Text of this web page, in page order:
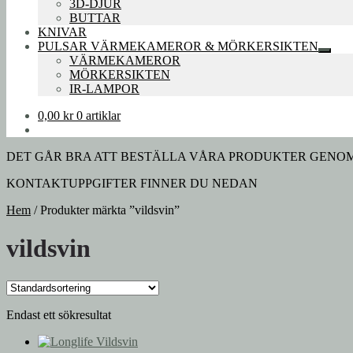
3D-DJUR
BUTTAR
KNIVAR
PULSAR VÄRMEKAMEROR & MÖRKERSIKTEN
VÄRMEKAMEROR
MÖRKERSIKTEN
IR-LAMPOR
0,00 kr 0 artiklar
DET GÅR BRA ATT BESTÄLLA VÅRA PRODUKTER
KONTAKTUPPGIFTER FINNER DU NEDAN
Hem /Produkter märkta ”vildsvin”
vildsvin
Endast ett sökresultat